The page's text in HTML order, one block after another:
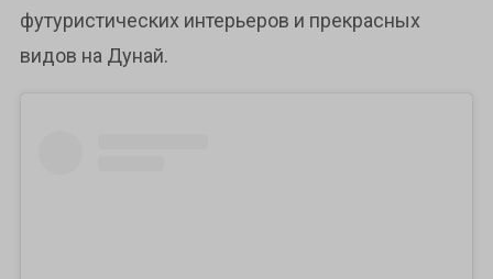
футуристических интерьеров и прекрасных
видов на Дунай.